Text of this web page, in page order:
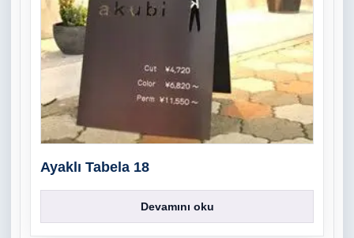
Ayaklı Tabela 18
Devamını oku